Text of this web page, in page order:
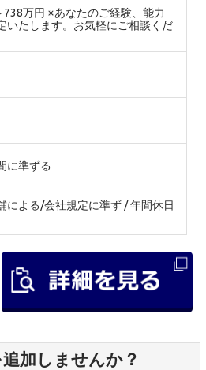
万円 ※あなたのご経験、能力
いたします。お気軽にご相談くだ
に準ずる
による/会社規定に準ず / 年間休日
加しませんか？